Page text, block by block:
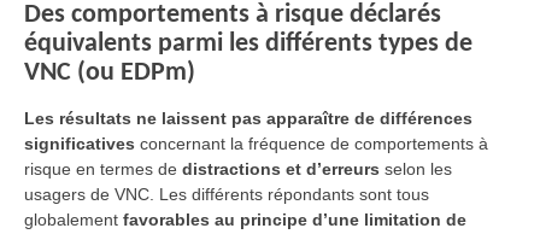
Des comportements à risque déclarés
équivalents parmi les différents types de
VNC (ou EDPm)
Les résultats ne laissent pas apparaître de différences
significatives concernant la fréquence de comportements à
risque en termes de distractions et d’erreurs selon les
usagers de VNC. Les différents répondants sont tous
globalement favorables au principe d’une limitation de